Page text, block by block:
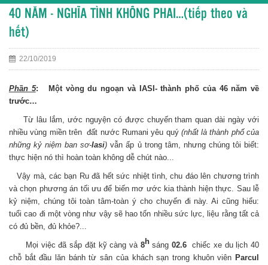
40 NĂM - NGHĨA TÌNH KHÔNG PHAI…(tiếp theo và
hết)
22/10/2019
Phần 5: Một vòng du ngoạn và IASI- thành phố của 46 năm về
trước…
Từ lâu lắm, ước nguyện có được chuyến tham quan dài ngày với
nhiều vùng miền trên đất nước Rumani yêu quý (nhất là thành phố của
những kỷ niệm ban sơ-Iasi) vẫn ấp ủ trong tâm, nhưng chúng tôi biết:
thực hiện nó thì hoàn toàn không dễ chút nào...
Vậy mà, các bạn Ru đã hết sức nhiệt tình, chu đáo lên chương trình
và chọn phương án tối ưu để biến mơ ước kia thành hiện thực. Sau lễ
kỷ niệm, chúng tôi toàn tâm-toàn ý cho chuyến đi này. Ai cũng hiểu:
tuổi cao đi một vòng như vậy sẽ hao tốn nhiều sức lực, liệu rằng tất cả
có đủ bền, đủ khỏe?...
Mọi việc đã sắp đặt kỹ càng và 8hsáng 02.6chiếc xe du lịch 40
chỗ bắt đầu lăn bánh từ sân của khách sạn trong khuôn viên Parcul